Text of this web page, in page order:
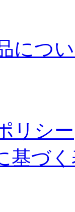
につ
リシー
基づ